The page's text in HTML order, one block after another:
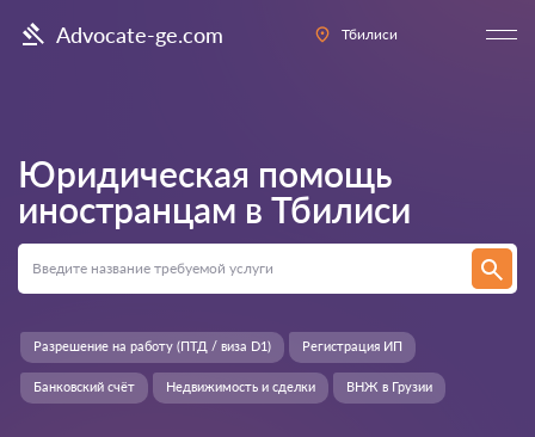
Advocate-ge.com Тбилиси
Юридическая помощь
иностранцам в Тбилиси
ВНЖ в Грузии
Разрешение на работу (ПТД / виза D1) Регистрация ИП
Банковский счёт Недвижимость и сделки